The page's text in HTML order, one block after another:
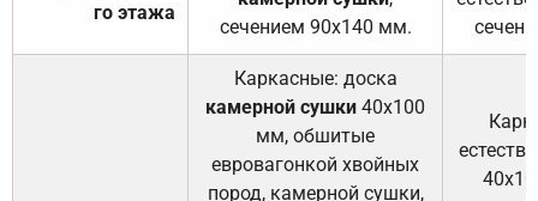
го этажа
сечением 90х140 мм.
Каркасные: доска
камерной сушки 40х100
мм, обшитые
евровагонкой хвойных
пород, камерной сушки,